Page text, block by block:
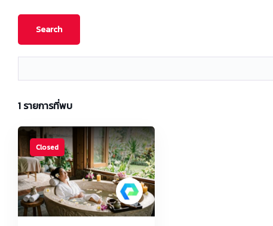
1 รายการที่พบ
Closed